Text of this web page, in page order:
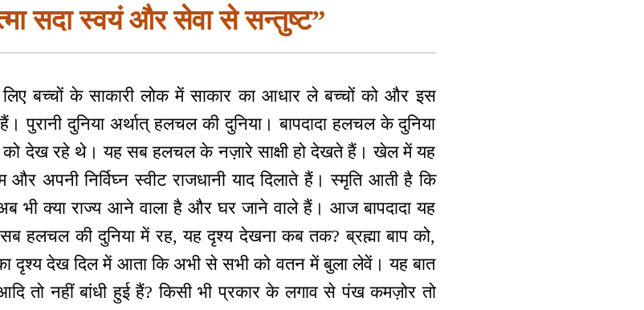
सदा स्वयं और सेवा से सन्तुष्ट”
बच्चों के साकारी लोक में साकार का आधार ले बच्चों को और इस
पुरानी दुनिया अर्थात् हलचल की दुनिया। बापदादा हलचल के दुनिया
को देख रहे थे। यह सब हलचल के नज़ारे साक्षी हो देखते हैं। खेल में यह
अपनी निर्विघ्न स्वीट राजधानी याद दिलाते हैं। स्मृति आती है कि
अब भी क्या राज्य आने वाला है और घर जाने वाले हैं। आज बापदादा यह
हलचल की दुनिया में रह, यह दृश्य देखना कब तक? ब्रह्मा बाप को,
दृश्य देख दिल में आता कि अभी से सभी को वतन में बुला लेवें। यह बात
तो नहीं बांधी हुई हैं? किसी भी प्रकार के लगाव से पंख कमज़ोर तो